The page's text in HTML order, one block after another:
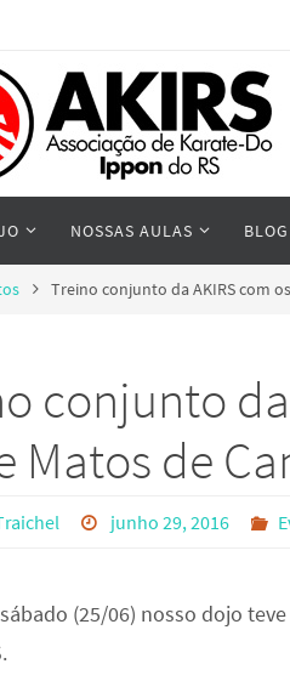
NOSSAS AULAS BLOG
Treino conjunto da AKIRS com
conjunto
Matos de
junho 29, 2016
(25/06) nosso dojo